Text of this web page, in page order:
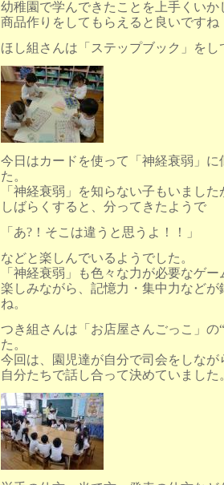
幼稚園で学んできたことを上手くいか
商品作りをしてもらえると良いですね
ほし組さんは「ステップブック」をし
今日はカードを使って「神経衰弱」
た。
「神経衰弱」を知らない子もいました
しばらくすると、分ってきたようで
「あ?！そこは違うと思うよ！！」
などと楽しんでいるようでした。
「神経衰弱」も色々な力が必要なゲー
楽しみながら、記憶力・集中力など
ね。
つき組さんは「お店屋さんごっこ」の
た。
今回は、園児達が自分で司会をしなが
自分たちで話し合って決めていました